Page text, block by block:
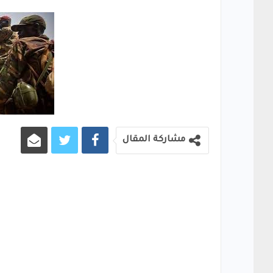
مشاركة المقال